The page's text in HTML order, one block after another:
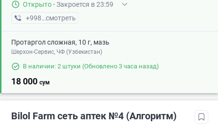
Открыто · Закроется в 23:59
+998 (95) XXX-XX-XX
смотреть
Протаргол сложная, 10 г, мазь
Шерхон-Сервис, ЧФ (Узбекистан)
В наличии: 2 штуки (Обновлено 3 часа назад)
18 000 сум
Bilol Farm сеть аптек №4 (Алгоритм)